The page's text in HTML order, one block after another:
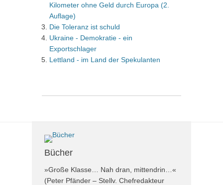
Kilometer ohne Geld durch Europa (2.
Auflage)
Die Toleranz ist schuld
Ukraine - Demokratie - ein
Exportschlager
Lettland - im Land der Spekulanten
Bücher
»Große Klasse… Nah dran, mittendrin…«
(Peter Pfänder – Stellv. Chefredakteur